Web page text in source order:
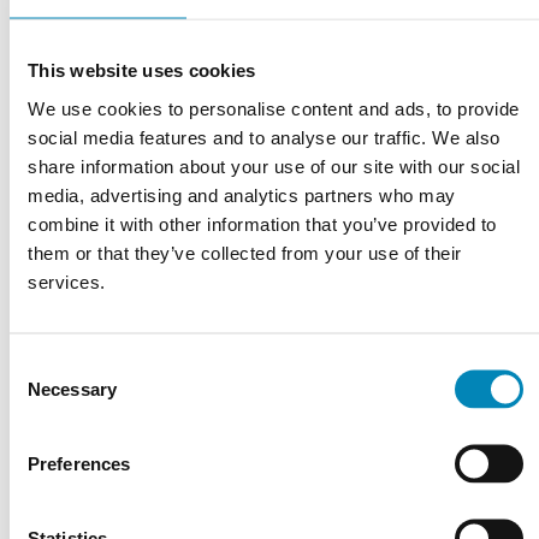
This website uses cookies
We use cookies to personalise content and ads, to provide
social media features and to analyse our traffic. We also
share information about your use of our site with our social
media, advertising and analytics partners who may
combine it with other information that you’ve provided to
them or that they’ve collected from your use of their
services.
Selection
Necessary
Preferences
Kummedybde:
Pladedybde:
48 cm
Minimum størrelse på skabet under
60 cm
Overløbssystem:
akryl, polyester og aluminiumspulver (ATH). Solid Surface er
særdeles slidstærk, rengøringsvenligt og har en smuk silkemat
rengøringsmidler. Tåler lette afkalkningsmidler og kræver ingen
vand. Tørres og behandles med Marmorline Plejevoks.